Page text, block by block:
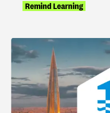
Remind Learning